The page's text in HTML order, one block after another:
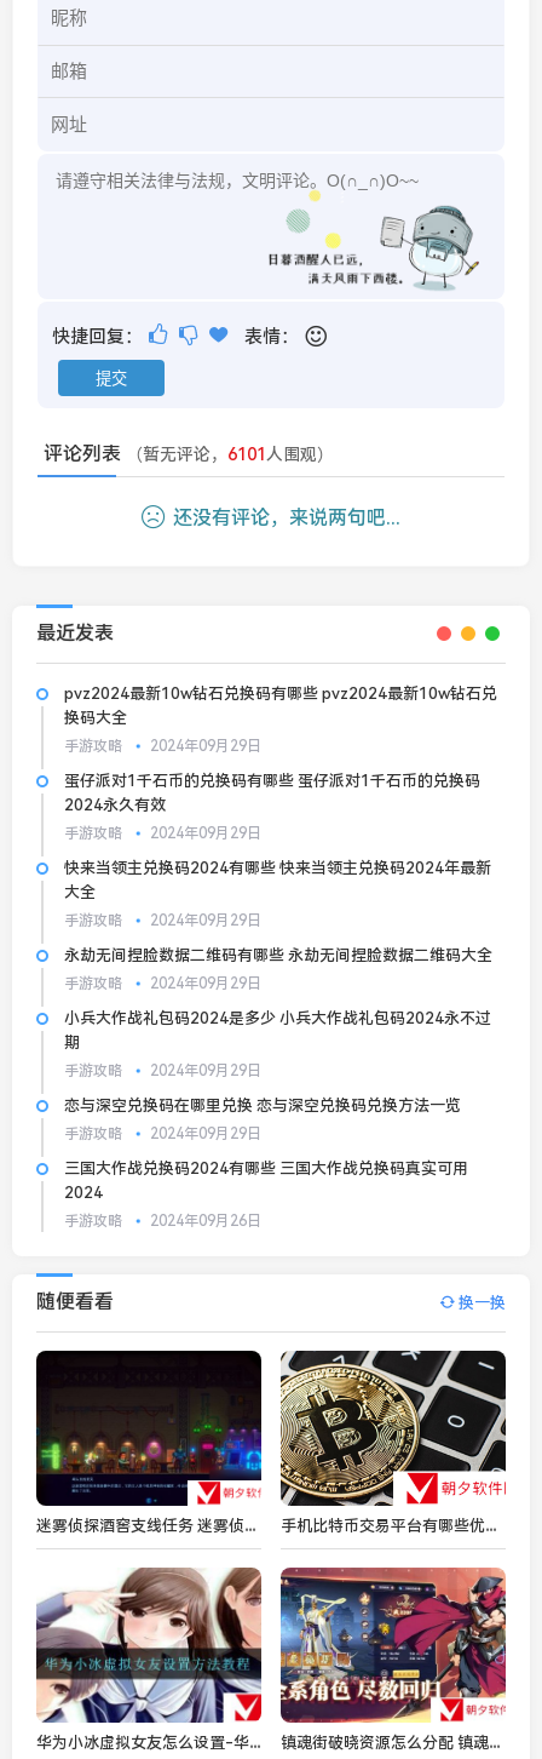
快捷回复： 表情：
评论列表 （暂无评论， 6101 人围观）
还没有评论，来说两句吧...
最近发表
pvz2024最新10w钻石兑换码有哪些 pvz2024最新10w钻石兑
换码大全
手游攻略 2024年09月29日
蛋仔派对1千石币的兑换码有哪些 蛋仔派对1千石币的兑换码
2024永久有效
手游攻略 2024年09月29日
快来当领主兑换码2024有哪些 快来当领主兑换码2024年最新
大全
手游攻略 2024年09月29日
永劫无间捏脸数据二维码有哪些 永劫无间捏脸数据二维码大全
手游攻略 2024年09月29日
小兵大作战礼包码2024是多少 小兵大作战礼包码2024永不过
期
手游攻略 2024年09月29日
恋与深空兑换码在哪里兑换 恋与深空兑换码兑换方法一览
手游攻略 2024年09月29日
三国大作战兑换码2024有哪些 三国大作战兑换码真实可用
2024
手游攻略 2024年09月26日
随便看看 换一换
迷雾侦探酒窖支线任务 迷雾侦探支线酒窖玩法 手机比特币交易平台有哪些优点？手机比特币交易平台优点分享
华为小冰虚拟女友怎么设置-华为小冰虚拟女友设置方法 镇魂街破晓资源怎么分配 镇魂街破晓资源分配攻略